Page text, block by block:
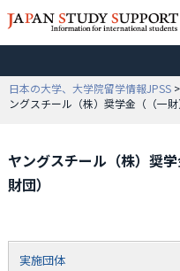
日本の大学、大学院留学情報JPSS >
ングスチール（株）奨学金（（一
ヤングスチール（株）奨
財団）
実施団体